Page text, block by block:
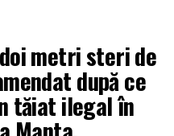
metri steri de
după ce
tăiat ilegal în